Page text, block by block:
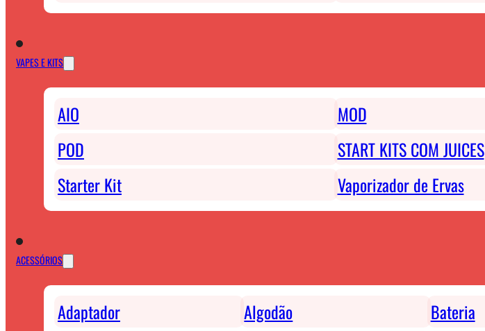
VAPES E KITS
AIO
MOD
POD
START KITS COM JUICES
Starter Kit
Vaporizador de Ervas
ACESSÓRIOS
Adaptador Algodão
Bateria